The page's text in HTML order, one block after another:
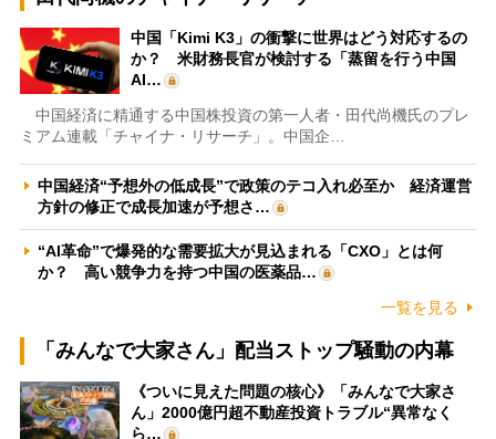
中国「Kimi K3」の衝撃に世界はどう対応するの
か？ 米財務長官が検討する「蒸留を行う中国
AI…
中国経済に精通する中国株投資の第一人者・田代尚機氏のプレ
ミアム連載「チャイナ・リサーチ」。中国企…
中国経済“予想外の低成長”で政策のテコ入れ必至か 経済運営
方針の修正で成長加速が予想さ…
“AI革命”で爆発的な需要拡大が見込まれる「CXO」とは何
か？ 高い競争力を持つ中国の医薬品…
一覧を見る
「みんなで大家さん」配当ストップ騒動の内幕
《ついに見えた問題の核心》「みんなで大家さ
ん」2000億円超不動産投資トラブル“異常なく
ら…